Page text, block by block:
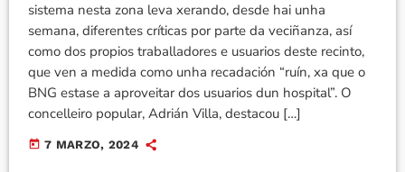
sistema nesta zona leva xerando, desde hai unha
semana, diferentes críticas por parte da veciñanza, así
como dos propios traballadores e usuarios deste recinto,
que ven a medida como unha recadación “ruín, xa que o
BNG estase a aproveitar dos usuarios dun hospital”. O
concelleiro popular, Adrián Villa, destacou […]
today 7 MARZO, 2024